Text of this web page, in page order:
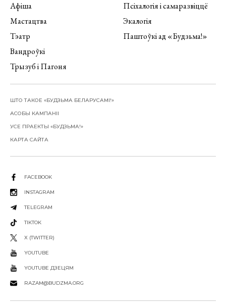
Афіша
Мастацтва
Тэатр
Вандроўкі
Трызуб і Пагоня
Псіхалогія і самаразвіццё
Экалогія
Паштоўкі ад «Будзьма!»
ШТО ТАКОЕ «БУДЗЬМА БЕЛАРУСАМІ!»
АСОБЫ КАМПАНІІ
УСЕ ПРАЕКТЫ «БУДЗЬМА!»
КАРТА САЙТА
FACEBOOK
INSTAGRAM
TELEGRAM
TIKTOK
X (TWITTER)
YOUTUBE
YOUTUBE ДЗЕЦЯМ
RAZAM@BUDZMA.ORG